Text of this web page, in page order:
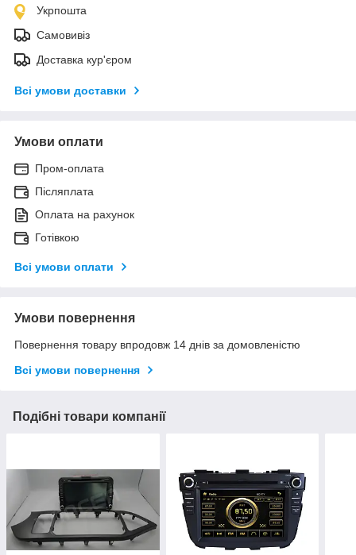
Укрпошта
Самовивіз
Доставка кур'єром
Всі умови доставки
Умови оплати
Пром-оплата
Післяплата
Оплата на рахунок
Готівкою
Всі умови оплати
Умови повернення
Повернення товару впродовж 14 днів за домовленістю
Всі умови повернення
Подібні товари компанії